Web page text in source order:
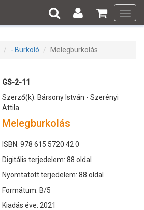
- Burkoló Melegburkolás
GS-2-11
Szerző(k): Bársony István - Szerényi
Attila
Melegburkolás
ISBN: 978 615 5720 42 0
Digitális terjedelem: 88 oldal
Nyomtatott terjedelem: 88 oldal
Formátum: B/5
Kiadás éve: 2021